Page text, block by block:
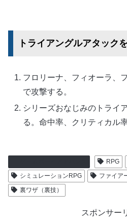
トライアングルアタック
フロリーナ、フィオーラ、
で攻撃する。
シリーズおなじみのトライ
る。命中率、クリティカル
RPG
シミュレーションRPG
ファイア
裏ワザ（裏技）
スポンサー